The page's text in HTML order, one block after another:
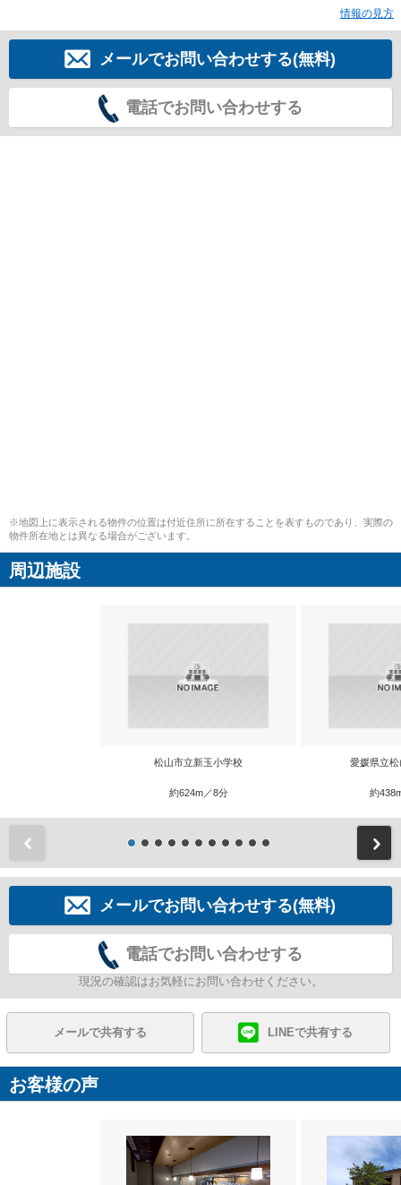
情報の見方
メールでお問い合わせする(無料)
電話でお問い合わせする
※地図上に表示される物件の位置は付近住所に所在することを表すものであり、実際の
物件所在地とは異なる場合がございます。
周辺施設
松山市立新玉小学校
約624m／8分
愛媛県立
約
メールでお問い合わせする(無料)
電話でお問い合わせする
現況の確認はお気軽にお問い合わせください。
メールで共有する LINEで共有する
お客様の声